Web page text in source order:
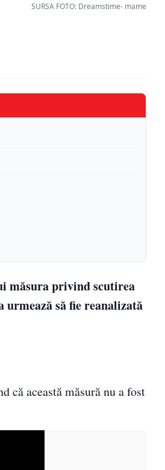
SURSA FOTO: Dreamstime- mame
măsura privind scutirea
urmează să fie reanalizată
că această măsură nu a fost